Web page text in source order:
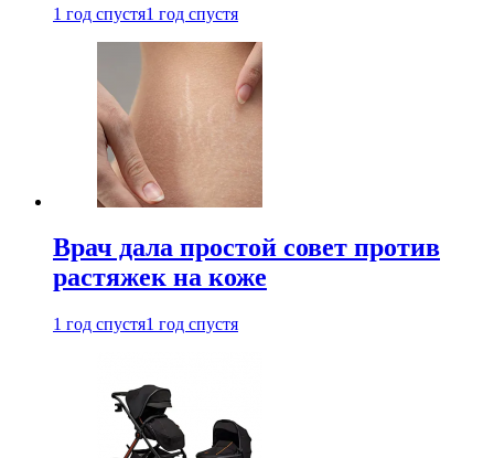
1 год спустя1 год спустя
Врач дала простой совет против
растяжек на коже
1 год спустя1 год спустя